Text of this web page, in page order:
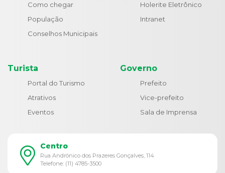
Como chegar
População
Conselhos Municipais
Holerite Eletrônico
Intranet
Turista
Portal do Turismo
Atrativos
Eventos
Governo
Prefeito
Vice-prefeito
Sala de Imprensa
Centro
Rua Andrônico dos Prazeres Gonçalves, 114
Telefone: (11) 4785-3500